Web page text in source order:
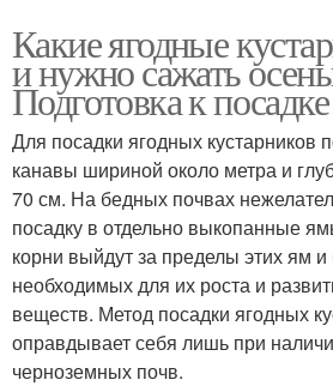
Какие ягодные
и нужно сажать
Подготовка к посадке
Для посадки ягодных кустарников
канавы шириной около метра и
70 см. На бедных почвах
посадку в отдельно выкопанные
корни выйдут за пределы этих ям
необходимых для их роста и
веществ. Метод посадки ягодных
оправдывает себя лишь при
черноземных почв.